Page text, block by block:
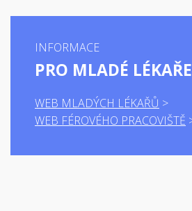
INFORMACE
PRO MLADÉ LÉKAŘE
WEB MLADÝCH LÉKAŘŮ
WEB FÉROVÉHO PRACOVIŠTĚ